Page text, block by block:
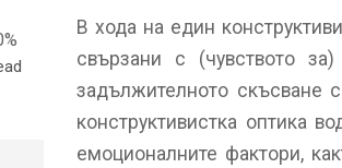
на
национална
идентичност
В хода на един
свързани с (чувството
задължителното скъсване
конструктивистка оптика
емоционалните фактори,